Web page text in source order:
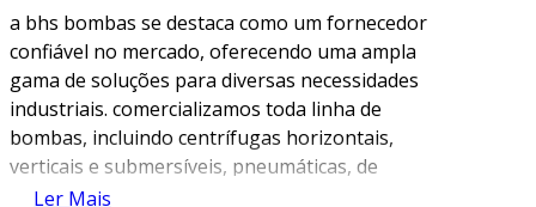
a bhs bombas se destaca como um fornecedor
confiável no mercado, oferecendo uma ampla
gama de soluções para diversas necessidades
industriais. comercializamos toda linha de
bombas, incluindo centrífugas horizontais,
verticais e submersíveis, pneumáticas, de
engrenagem, dosadoras, bombas sanitárias,
Ler Mais